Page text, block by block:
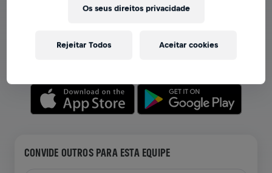
VER EQUIPES NO APP
explore tudo no app — bate-papo, acompanhe sua
CONVIDE OUTROS PARA ESTA EQUIPE
Os seus direitos privacidade
Rejeitar Todos Aceitar cookies